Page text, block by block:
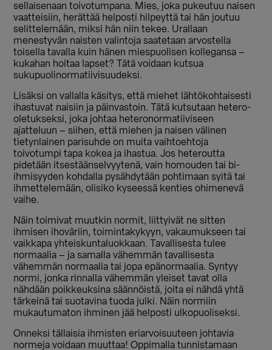
sellaisenaan toivotumpana. Mies, joka pukeutuu naisen
vaatteisiin, herättää helposti hilpeyttä tai hän joutuu
selittelemään, miksi hän niin tekee. Urallaan
menestyvän naisten valintoja saatetaan arvostella
toisella tavalla kuin hänen miespuolisen kollegansa –
kukahan hoitaa lapset? Tätä voidaan kutsua
sukupuolinormatiivisuudeksi.
Lisäksi on vallalla käsitys, että miehet lähtökohtaisesti
ihastuvat naisiin ja päinvastoin. Tätä kutsutaan hetero-
oletukseksi, joka johtaa heteronormatiiviseen
ajatteluun – siihen, että miehen ja naisen välinen
tietynlainen parisuhde on muita vaihtoehtoja
toivotumpi tapa kokea ja ihastua. Jos heteroutta
pidetään itsestäänselvyytenä, vain homouden tai bi-
ihmisyyden kohdalla pysähdytään pohtimaan syitä tai
ihmettelemään, olisiko kyseessä kenties ohimenevä
vaihe.
Näin toimivat muutkin normit, liittyivät ne sitten
ihmisen ihoväriin, toimintakykyyn, vakaumukseen tai
vaikkapa yhteiskuntaluokkaan. Tavallisesta tulee
normaalia – ja samalla vähemmän tavallisesta
vähemmän normaalia tai jopa epänormaalia. Syntyy
normi, jonka rinnalla vähemmän yleiset tavat olla
nähdään poikkeuksina säännöistä, joita ei nähdä yhtä
tärkeinä tai suotavina tuoda julki. Näin normiin
mukautumaton ihminen jää helposti ulkopuoliseksi.
Onneksi tällaisia ihmisten eriarvoisuuteen johtavia
normeja voidaan muuttaa! Oppimalla tunnistamaan